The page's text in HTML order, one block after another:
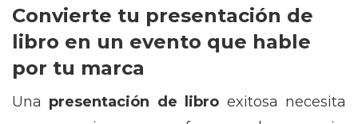
Convierte tu presentación de
libro en un evento que hable
por tu marca
Una presentación de libro exitosa necesita